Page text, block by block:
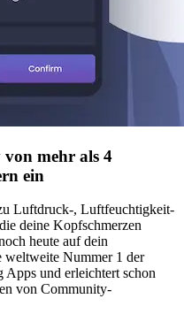
mehr als 4
ein
Luftdruck-, Luftfeuchtigkeit-
deine Kopfschmerzen
heute auf dein
Nummer 1 der
und erleichtert schon
von Community-